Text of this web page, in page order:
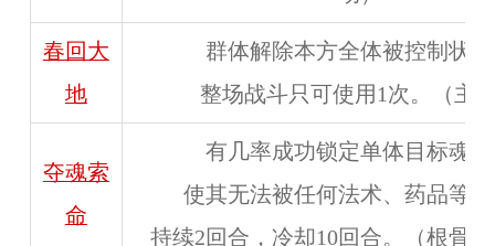
春回大
地
群体解除本方全体被控制状
整场战斗只可使用1次。（主
夺魂索
命
有几率成功锁定单体目标魂
使其无法被任何法术、药品等
持续2回合，冷却10回合。（根骨